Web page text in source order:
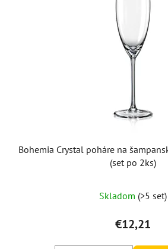
Bohemia Crystal poháre na
(set po 2ks)
Skladom (>5 set)
€12,21